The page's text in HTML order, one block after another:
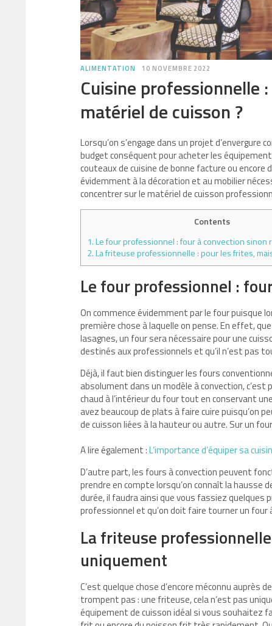
ALIMENTATION 10 NOVEMBRE 2022
Cuisine professionnelle
matériel de cuisson ?
Lorsqu’on s’engage dans un projet
budget conséquent pour acheter les
couteaux de cuisine de bonne facture ou encore
évidemment à la décoration et au mobilier
concentrer sur le matériel de cuisson
Contents
1.Le four professionnel : four à convection sinon
2.La friteuse professionnelle : pour les frites,
Le four professionnel :
On commence évidemment par le four puisque
première chose à laquelle on pense. En effet,
lasagnes, un four sera nécessaire pour une
destinés aux professionnels et qu’il n’est pas
Déjà, il faut bien distinguer les fours
absolument dans un modèle à convection, c’est
chaud à l’intérieur du four tout en conservant
avez beaucoup de plats à faire cuire puisqu’on
de cuisson liées à la hauteur ou autre. Sur un
A lire également :L’importance d’équiper sa
D’autre part, les fours à convection peuvent
prendre en compte lorsqu’on connaît la hausse
durée, il faudra ainsi que vous fassiez quelques
professionnel et qu’on doit faire tourner un four
La friteuse
uniquement
C’est quelque chose d’encore méconnu auprès
trompent pas : une friteuse, cela n’est pas
équipement de cuisson idéal si vous souhaitez